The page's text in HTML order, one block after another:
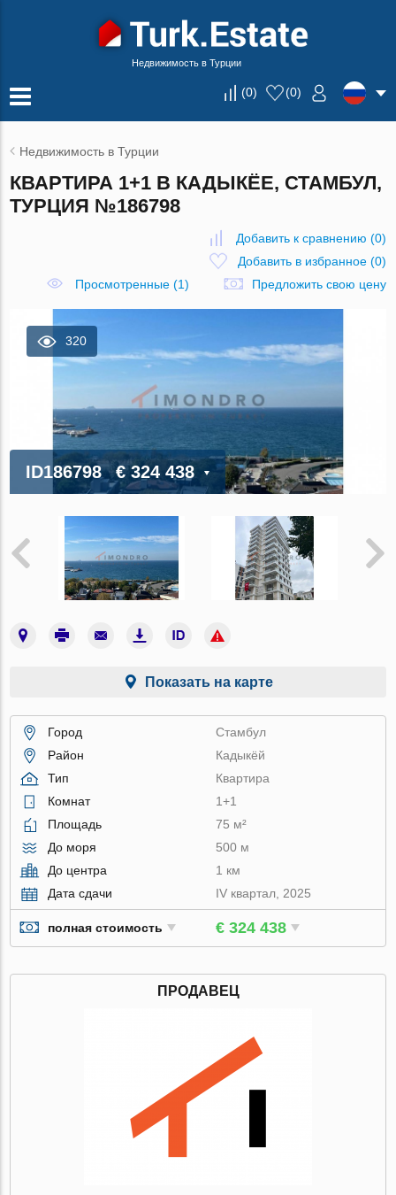
Недвижимость в Турции
(0) (0)
Недвижимость в Турции
КВАРТИРА 1+1 В КАДЫКЁЕ, СТАМБУЛ,
ТУРЦИЯ №186798
Добавить к сравнению (0)
Добавить в избранное(0)
Просмотренные (1)
Предложить свою цену
320
ID186798 € 324 438
Показать на карте
Город
Стамбул
Район
Кадыкёй
Тип
Квартира
Комнат
1+1
Площадь
75 м²
До моря
500 м
До центра
1 км
Дата сдачи
IV квартал, 2025
полная стоимость € 324 438
ПРОДАВЕЦ